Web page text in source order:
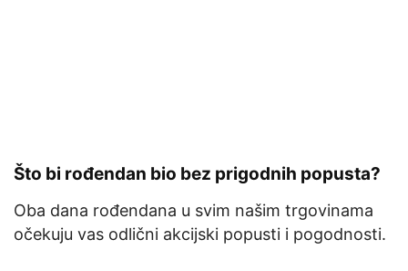
Što bi rođendan bio bez prigodnih popusta?
Oba dana rođendana u svim našim trgovinama
očekuju vas odlični akcijski popusti i pogodnosti.